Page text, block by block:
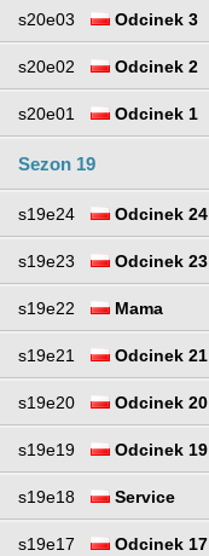
s20e03 Odcinek 3
s20e02 Odcinek 2
s20e01 Odcinek 1
Sezon 19
s19e24 Odcinek 24
s19e23 Odcinek 23
s19e22 Mama
s19e21 Odcinek 21
s19e20 Odcinek 20
s19e19 Odcinek 19
s19e18 Service
s19e17 Odcinek 17